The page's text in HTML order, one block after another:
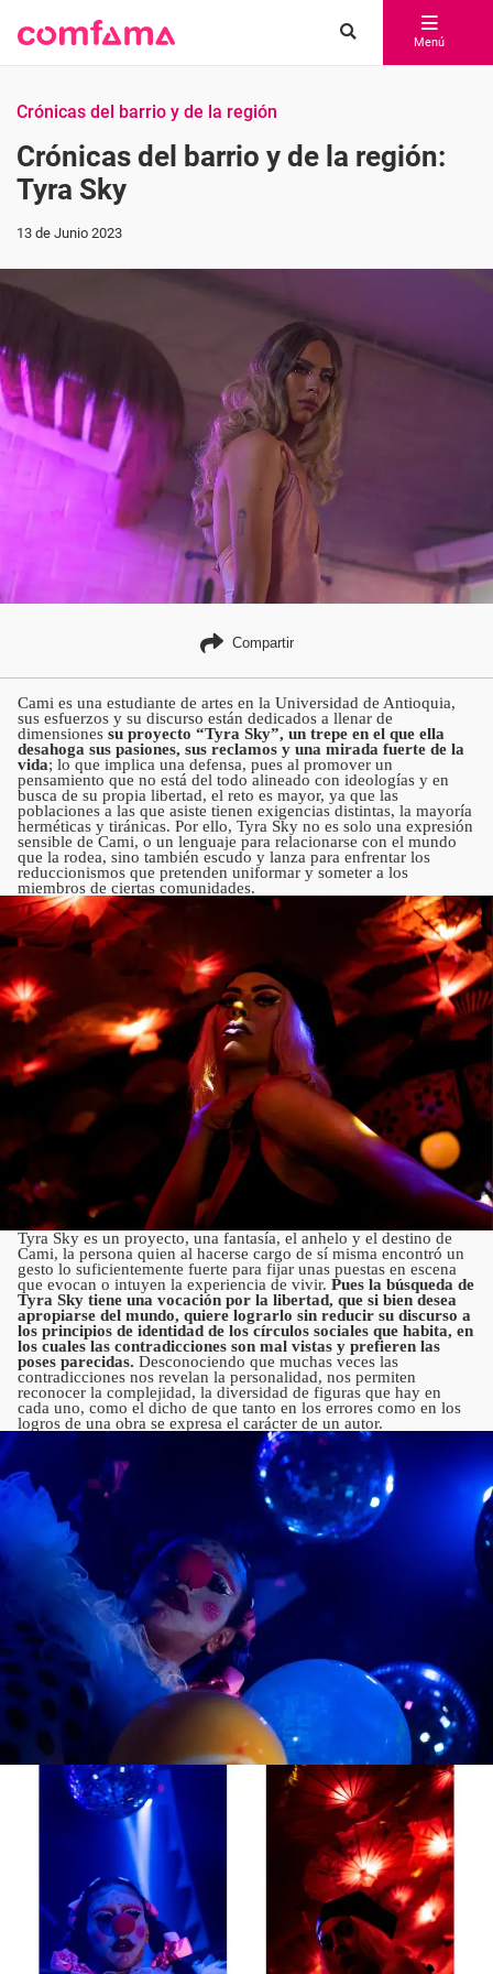
Menú
Crónicas del barrio y de la región
Crónicas del barrio y de la región:
Tyra Sky
13 de Junio 2023
Compartir
Cami es una estudiante de artes en la Universidad de Antioquia,
sus esfuerzos y su discurso están dedicados a llenar de
dimensiones su proyecto “Tyra Sky”, un trepe en el que ella
desahoga sus pasiones, sus reclamos y una mirada fuerte de la
vida; lo que implica una defensa, pues al promover un
pensamiento que no está del todo alineado con ideologías y en
busca de su propia libertad, el reto es mayor, ya que las
poblaciones a las que asiste tienen exigencias distintas, la mayoría
herméticas y tiránicas. Por ello, Tyra Sky no es solo una expresión
sensible de Cami, o un lenguaje para relacionarse con el mundo
que la rodea, sino también escudo y lanza para enfrentar los
reduccionismos que pretenden uniformar y someter a los
miembros de ciertas comunidades.
Tyra Sky es un proyecto, una fantasía, el anhelo y el destino de
Cami, la persona quien al hacerse cargo de sí misma encontró un
gesto lo suficientemente fuerte para fijar unas puestas en escena
que evocan o intuyen la experiencia de vivir. Pues la búsqueda de
Tyra Sky tiene una vocación por la libertad, que si bien desea
apropiarse del mundo, quiere lograrlo sin reducir su discurso a
los principios de identidad de los círculos sociales que habita, en
los cuales las contradicciones son mal vistas y prefieren las
poses parecidas. Desconociendo que muchas veces las
contradicciones nos revelan la personalidad, nos permiten
reconocer la complejidad, la diversidad de figuras que hay en
cada uno, como el dicho de que tanto en los errores como en los
logros de una obra se expresa el carácter de un autor.